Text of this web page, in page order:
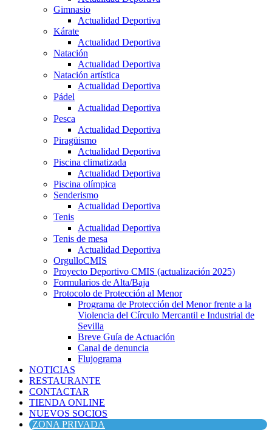
Gimnasio
Actualidad Deportiva
Kárate
Actualidad Deportiva
Natación
Actualidad Deportiva
Natación artística
Actualidad Deportiva
Pádel
Actualidad Deportiva
Pesca
Actualidad Deportiva
Piragüismo
Actualidad Deportiva
Piscina climatizada
Actualidad Deportiva
Piscina olímpica
Senderismo
Actualidad Deportiva
Tenis
Actualidad Deportiva
Tenis de mesa
Actualidad Deportiva
OrgulloCMIS
Proyecto Deportivo CMIS (actualización 2025)
Formularios de Alta/Baja
Protocolo de Protección al Menor
Programa de Protección del Menor frente a la
Violencia del Círculo Mercantil e Industrial de
Sevilla
Breve Guía de Actuación
Canal de denuncia
Flujograma
NOTICIAS
RESTAURANTE
CONTACTAR
TIENDA ONLINE
NUEVOS SOCIOS
ZONA PRIVADA